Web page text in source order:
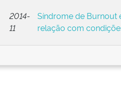
2014-
11
Síndrome de Burnout
relação com